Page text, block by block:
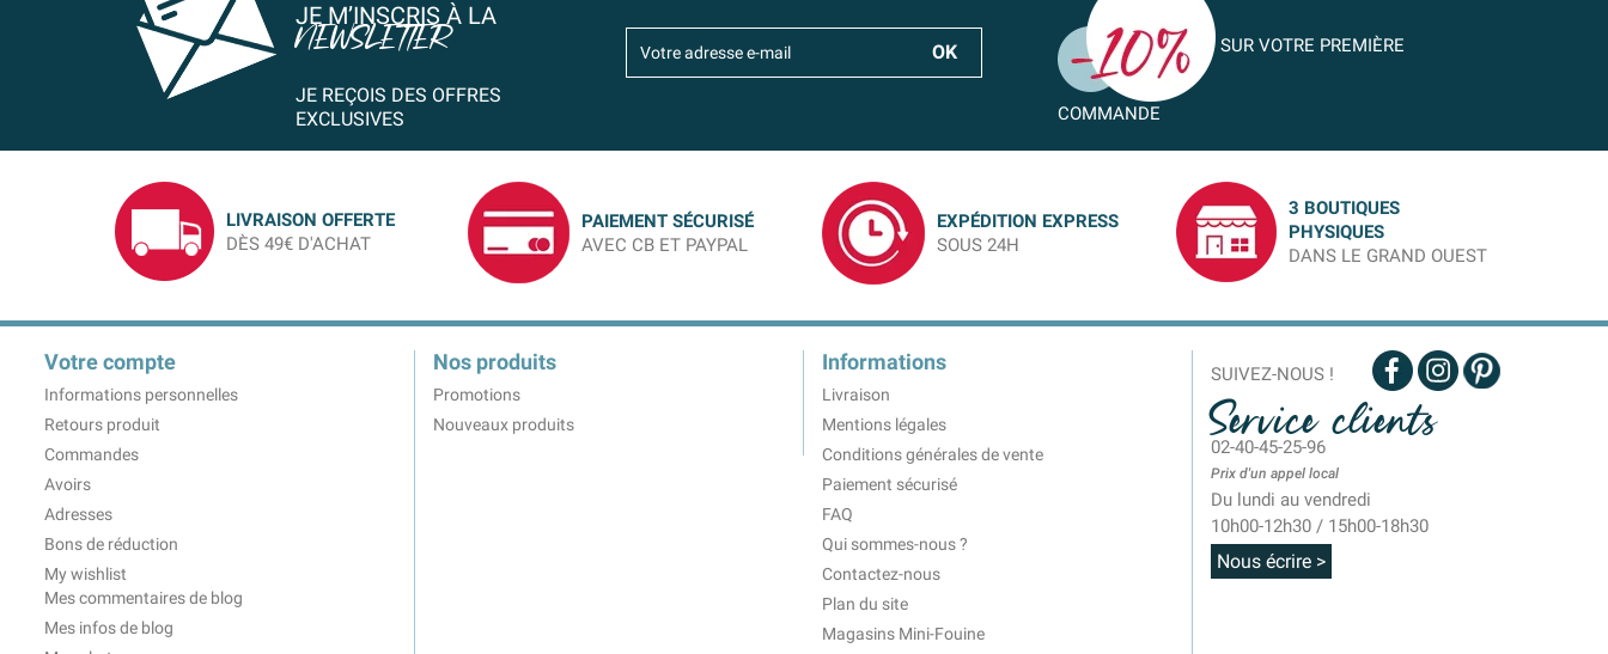
JE M’INSCRIS À LA
NEWSLETTER
JE REÇOIS DES OFFRES
EXCLUSIVES
SUR VOTRE PREMIÈRE
COMMANDE
LIVRAISON OFFERTE
DÈS 49€ D'ACHAT
PAIEMENT SÉCURISÉ
AVEC CB ET PAYPAL
EXPÉDITION EXPRESS
SOUS 24H
3 BOUTIQUES
PHYSIQUES
DANS LE GRAND OUEST
Votre compte
Informations personnelles
Retours produit
Commandes
Avoirs
Adresses
Bons de réduction
My wishlist
Mes commentaires de blog
Mes infos de blog
Nos produits
Promotions
Nouveaux produits
Informations
Livraison
Mentions légales
Conditions générales de vente
Paiement sécurisé
FAQ
Qui sommes-nous ?
Contactez-nous
Plan du site
Magasins Mini-Fouine
SUIVEZ-NOUS !
Service clients
02-40-45-25-96
Prix d'un appel local
Du lundi au vendredi
10h00-12h30 / 15h00-18h30
Nous écrire >